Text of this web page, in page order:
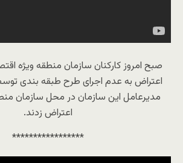
صبح امروز کارکنان سازمان منطقه ویژه
اعتراض به عدم اجرای طرح طبقه بندی
مدیرعامل این سازمان در محل سازمان
اعتراض زدند‌.
*****************